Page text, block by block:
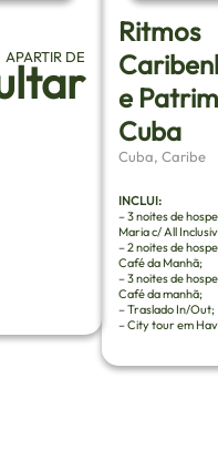
APARTIR DE
Ritmos
e
Cuba
Cuba, Caribe
INCLUI:
– 3 noites de
Maria c/ All
– 2 noites de
Café da Manhã;
– 3 noites de
Café da manhã;
– Traslado In/Out;
– City tour em